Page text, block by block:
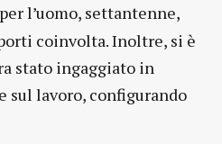
l’uomo, settantenne,
coinvolta. Inoltre, si è
stato ingaggiato in
sul lavoro, configurando